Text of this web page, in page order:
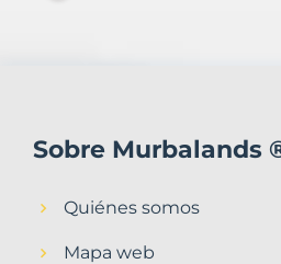
Sobre Murbalands
Quiénes somos
Mapa web